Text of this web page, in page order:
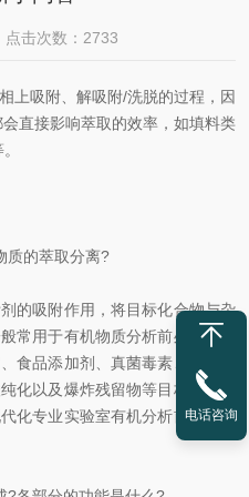
点击次数：2733
吸附、解吸附/洗脱的过程，因
直接影响萃取的效率，如填料类
的萃取分离?
吸附作用，将目标化合物与杂
常用于有机物质分析前处理过程
食品添加剂、真菌毒素、多环芳
化以及爆炸残留物等目标化合物
化专业实验室有机分析前处理设
电话咨询